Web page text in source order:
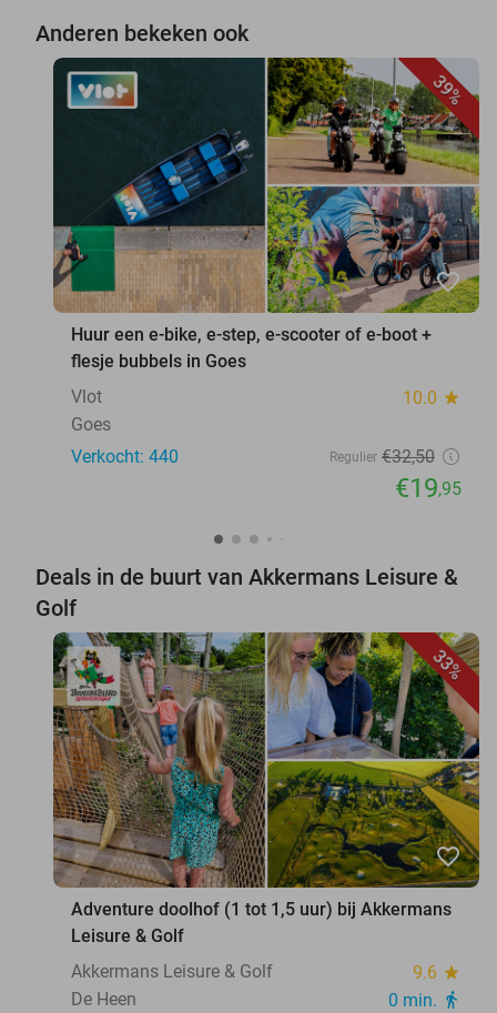
Anderen bekeken ook
39%
favorite_border
Huur een e-bike, e-step, e-scooter of e-boot +
flesje bubbels in Goes
Vlot
10.0 star
Goes
Verkocht: 440
Regulier €32,50
€19,95
Deals in de buurt van Akkermans Leisure &
Golf
33%
favorite_border
Adventure doolhof (1 tot 1,5 uur) bij Akkermans
Leisure & Golf
Akkermans Leisure & Golf
9.6 star
De Heen 0 min. directions_walk